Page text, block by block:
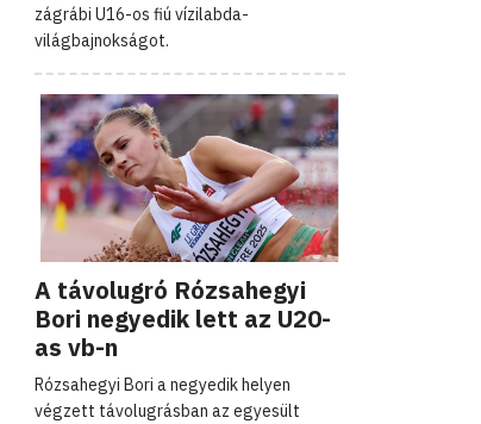
zágrábi U16-os fiú vízilabda-
világbajnokságot.
A távolugró Rózsahegyi
Bori negyedik lett az U20-
as vb-n
Rózsahegyi Bori a negyedik helyen
végzett távolugrásban az egyesült